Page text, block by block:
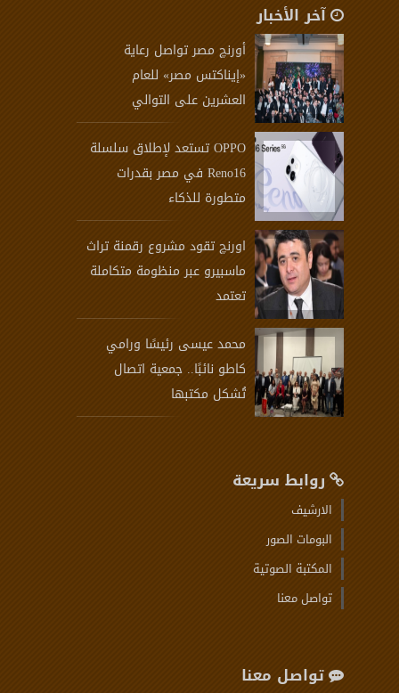
آخر الأخبار
أورنچ مصر تواصل رعاية
«إيناكتس مصر» للعام
العشرين على التوالي
OPPO تستعد لإطلاق سلسلة
Reno16 في مصر بقدرات
متطورة للذكاء
اورنچ تقود مشروع رقمنة تراث
ماسبيرو عبر منظومة متكاملة
تعتمد
محمد عيسى رئيسًا ورامي
كاطو نائبًا.. جمعية اتصال
تُشكل مكتبها
روابط سريعة
الارشيف
البومات الصور
المكتبة الصوتية
تواصل معنا
تواصل معنا